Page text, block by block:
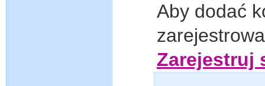
Aby dodać
Zarejestruj